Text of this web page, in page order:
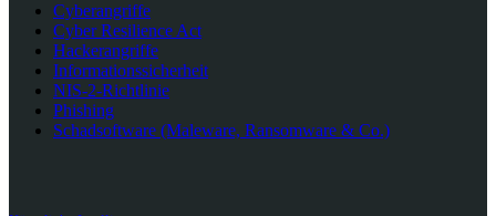
Cyberangriffe
Cyber Resilience Act
Hackerangriffe
Informationssicherheit
NIS-2-Richtlinie
Phishing
Schadsoftware (Maleware, Ransomware & Co.)